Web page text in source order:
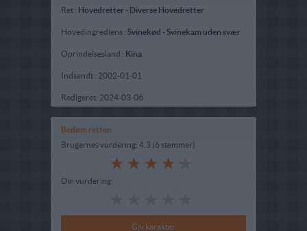
Ret : Hovedretter - Diverse Hovedretter
Hovedingrediens : Svinekød - Svinekam uden svær
Oprindelsesland : Kina
Indsendt : 2002-01-01
Redigeret: 2024-03-06
Bedøm retten
Brugernes vurdering: 4.3 (6 stemmer)
Din vurdering: